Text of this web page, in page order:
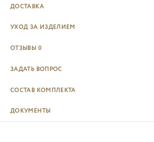
ДОСТАВКА
УХОД ЗА ИЗДЕЛИЕМ
ОТЗЫВЫ 0
ЗАДАТЬ ВОПРОС
СОСТАВ КОМПЛЕКТА
ДОКУМЕНТЫ